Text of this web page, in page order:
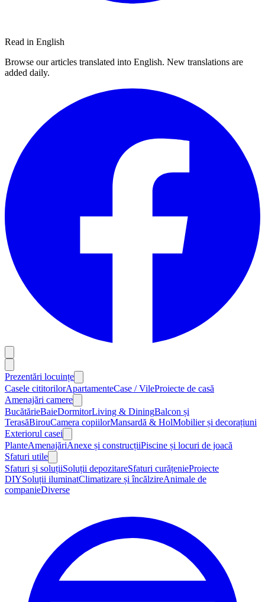
Read in English
Browse our articles translated into English. New translations are
added daily.
Prezentări locuințe
Casele cititorilorApartamenteCase / VileProiecte de casă
Amenajări camere
BucătărieBaieDormitorLiving & DiningBalcon și
TerasăBirouCamera copiilorMansardă & HolMobilier și decorațiuni
Exteriorul casei
PlanteAmenajăriAnexe și construcțiiPiscine și locuri de joacă
Sfaturi utile
Sfaturi și soluțiiSoluții depozitareSfaturi curățenieProiecte
DIYSoluții iluminatClimatizare și încălzireAnimale de
companieDiverse